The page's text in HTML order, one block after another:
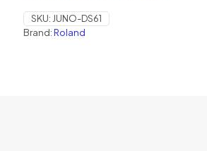
SKU: JUNO-DS61
Brand:Roland